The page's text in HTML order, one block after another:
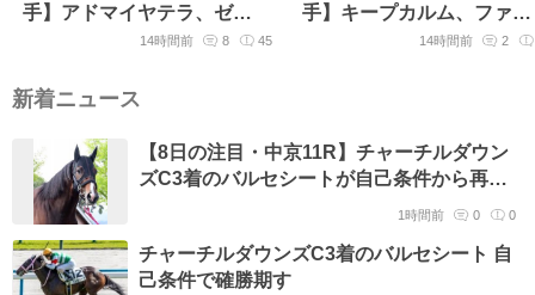
手】アドマイヤテラ、ゼン
ダンハヤブサなど16頭
14時間前 8 45
手】キープカルム、ファン
トムシーフなど19頭
14時間前 2
新着ニュース
【8日の注目・中京11R】チャーチルダウン
ズC3着のバルセシートが自己条件から再始
1時間前 0 0
チャーチルダウンズC3着のバルセシート 自
己条件で確勝期す